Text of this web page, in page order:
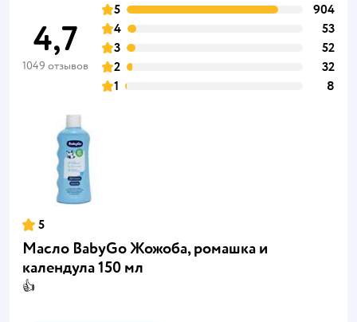
4,7
1049 отзывов
5
904
4
53
3
52
2
32
1
8
5
Масло BabyGo Жожоба, ромашка и
календула 150 мл
👍